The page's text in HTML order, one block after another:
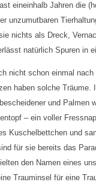
eineinhalb Jahren die
unzumutbaren
nichts als Dreck,
natürlich Spuren in
nicht schon einmal nach
haben solche Träume.
und Palmen
– ein voller
Kuschelbettchen und
für sie bereits das
den Namen eines
Trauminsel für eine